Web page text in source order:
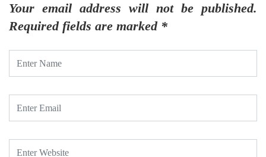
Your email address will not be published.
Required fields are marked *